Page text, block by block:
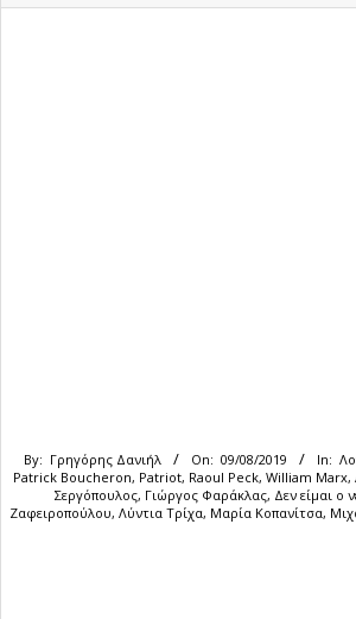
By: Γρηγόρης Δανιήλ On: 09/08/2019 In:
Patrick Boucheron, Patriot, Raoul Peck, William Marx,
Σεργόπουλος, Γιώργος Φαράκλας, Δεν είμαι ο
Ζαφειροπούλου, Λύντια Τρίχα, Μαρία Κοπανίτσα,